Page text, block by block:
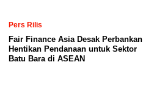
Pers Rilis
Fair Finance Asia Desak Perbankan
Hentikan Pendanaan untuk Sektor
Batu Bara di ASEAN